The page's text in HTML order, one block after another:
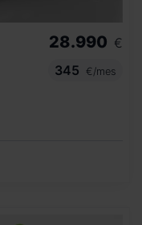
28.990 €
345
€/mes